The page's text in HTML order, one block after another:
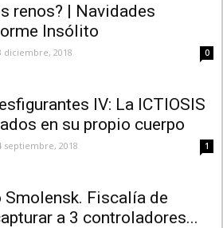
renos? | Navidades
Insólito
diciembre, 2018 0
IV: La ICTIOSIS
en su propio cuerpo
septiembre, 2018 1
Smolensk. Fiscalía de
a 3 controladores...